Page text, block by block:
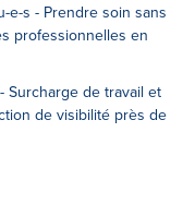
e-s - Prendre soin sans
professionnelles en
Surcharge de travail et
de visibilité près de